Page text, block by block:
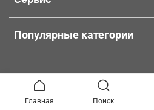
Популярные категории
Главная Поиск